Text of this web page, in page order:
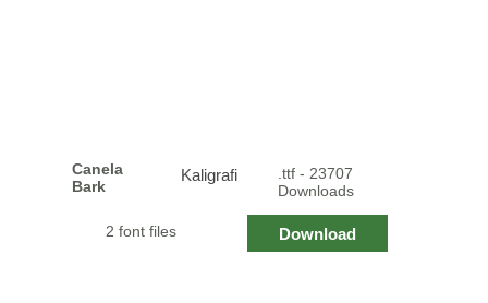
Canela
Bark
Kaligrafi
.ttf - 23707
Downloads
2 font files Download